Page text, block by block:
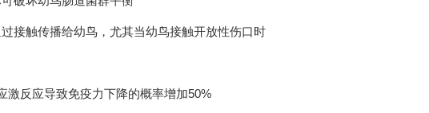
接触传播给幼鸟，尤其当幼鸟接触开放性伤口时
激反应导致免疫力下降的概率增加50%